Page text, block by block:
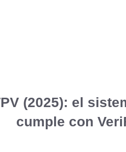
(2025): el
cumple con